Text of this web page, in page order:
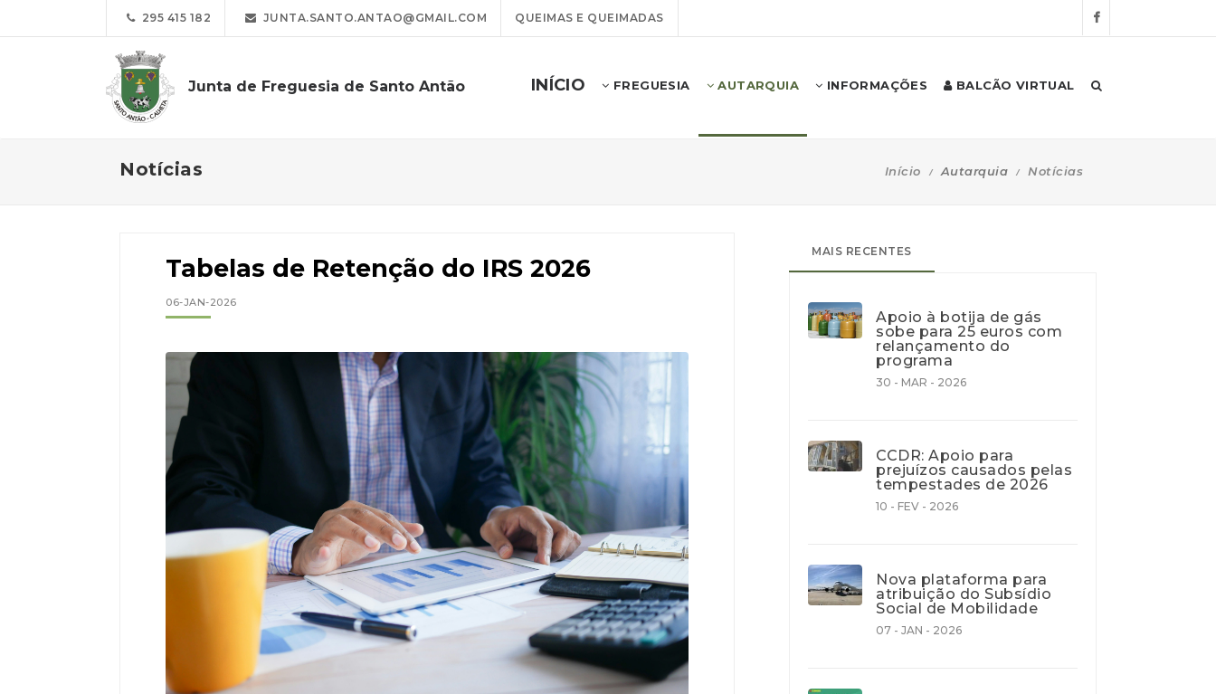
295 415 182 JUNTA.SANTO.ANTAO@GMAIL.COM QUEIMAS E QUEIMADAS
Junta de Freguesia de Santo Antão INÍCIO FREGUESIA AUTARQUIA INFORMAÇÕES BALCÃO VIRTUAL
Notícias Início Autarquia Notícias
Tabelas de Retenção do IRS 2026
06-JAN-2026
MAIS RECENTES
Apoio à botija de gás
sobe para 25 euros com
relançamento do
programa
30 - MAR - 2026
CCDR: Apoio para
prejuízos causados pelas
tempestades de 2026
10 - FEV - 2026
Nova plataforma para
atribuição do Subsídio
Social de Mobilidade
07 - JAN - 2026